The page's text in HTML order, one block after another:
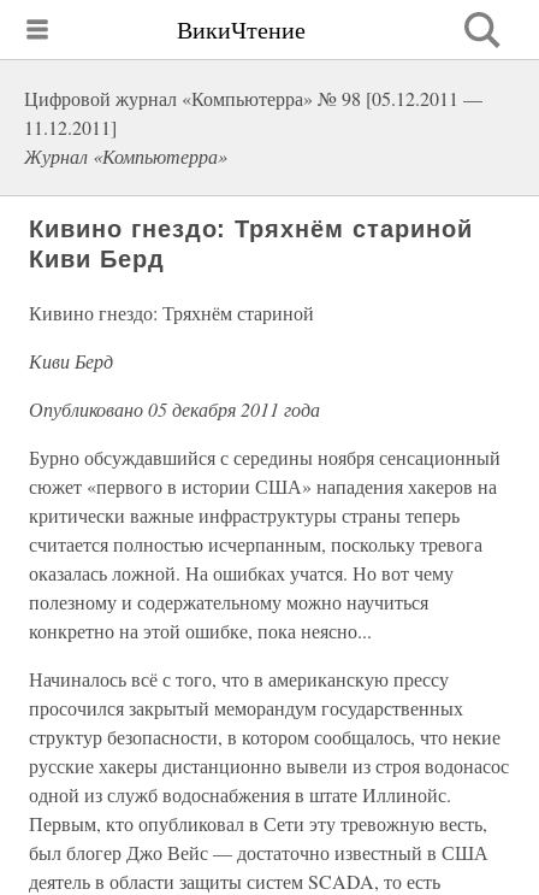
ВикиЧтение
Цифровой журнал «Компьютерра» № 98 [05.12.2011 —
11.12.2011]
Журнал «Компьютерра»
Кивино гнездо: Тряхнём стариной
Киви Берд
Кивино гнездо: Тряхнём стариной
Киви Берд
Опубликовано 05 декабря 2011 года
Бурно обсуждавшийся с середины ноября сенсационный
сюжет «первого в истории США» нападения хакеров на
критически важные инфраструктуры страны теперь
считается полностью исчерпанным, поскольку тревога
оказалась ложной. На ошибках учатся. Но вот чему
полезному и содержательному можно научиться
конкретно на этой ошибке, пока неясно...
Начиналось всё с того, что в американскую прессу
просочился закрытый меморандум государственных
структур безопасности, в котором сообщалось, что некие
русские хакеры дистанционно вывели из строя водонасос
одной из служб водоснабжения в штате Иллинойс.
Первым, кто опубликовал в Сети эту тревожную весть,
был блогер Джо Вейс — достаточно известный в США
деятель в области защиты систем SCADA, то есть